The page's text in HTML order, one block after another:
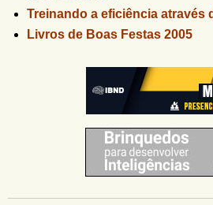
Treinando a eficiência através
Livros de Boas Festas 2005